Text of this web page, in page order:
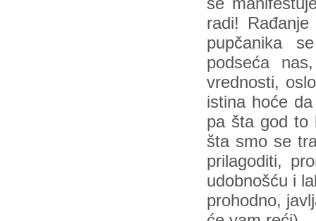
se
radi!
pupčanika
podseća
vrednosti,
istina hoće
pa šta god to
šta smo se
prilagoditi,
udobnošću i
prohodno,